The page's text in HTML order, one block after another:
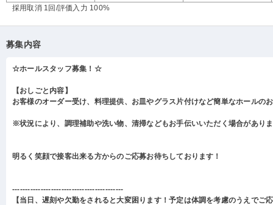
採用取消 1回 /評価入力 100%
募集内容
☆ホールスタッフ募集！☆
【おしごと内容】
お客様のオーダー受け、料理提供、お皿やグラス片付けなど簡単なホールの
※状況により、調理補助や洗い物、清掃などもお手伝いいただく場合があり
明るく笑顔で接客出来る方からのご応募お待ちしております！
-------------------------------------------
【当日、遅刻や欠勤をされると大変困ります！予定は体調を考慮のうえでご